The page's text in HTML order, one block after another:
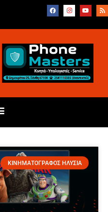
ΚΙΝΗΜΑΤΟΓΡΑΦΟΣ ΗΛΥΣΙΑ